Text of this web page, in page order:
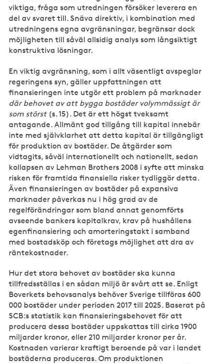
viktiga, fråga som utredningen försöker leverera en
del av svaret till. Snäva direktiv, i kombination med
utredningens egna avgränsningar, begränsar dock
möjligheten till såväl allsidig analys som långsiktigt
konstruktiva lösningar.
En viktig avgränsning, som i allt väsentligt avspeglar
regeringens syn, gäller uppfattningen att
finansieringen inte utgör ett problem på marknader
där behovet av att bygga bostäder volymmässigt är
som störst(s. 15). Det är ett högst tveksamt
antagande. Allmänt god tillgång till kapital innebär
inte med självklarhet att detta kapital är tillgängligt
för produktion av bostäder. De åtgärder som
vidtagits, såväl internationellt och nationellt, sedan
kollapsen av Lehman Brothers 2008 i syfte att minska
risken för framtida finansiella risker tydliggör detta.
Även finansieringen av bostäder på expansiva
marknader påverkas nu i hög grad av de
regelförändringar som bland annat genomförts
avseende bankers kapitalkrav, krav på hushållens
egenfinansiering och amorteringstakt i samband
med bostadsköp och företags möjlighet att dra av
räntekostnader.
Hur det stora behovet av bostäder ska kunna
tillfredsställas i en sådan miljö är svårt att se. Enligt
Boverkets behovsanalys behöver Sverige tillföras 600
000 bostäder under perioden 2017 till 2025. Baserat på
SCB:s statistik kan finansieringsbehovet för att
producera dessa bostäder uppskattas till cirka 1900
miljarder kronor, eller 210 miljarder kronor per år.
Kostnaden varierar kraftigt beroende på var i landet
bostäderna produceras. Om produktionen